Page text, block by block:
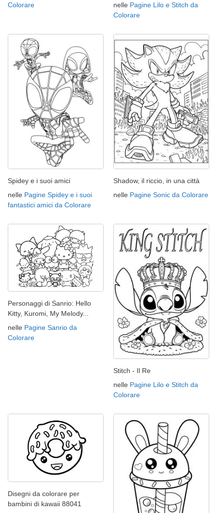
Colorare
nelle Pagine Lilo e Stitch da
Colorare
Spidey e i suoi amici
nelle Pagine Spidey e i suoi
fantastici amici da Colorare
Shadow, il riccio, in una città
nelle Pagine Sonic da Colorare
Personaggi di Sanrio: Hello
Kitty, Kuromi, My Melody...
nelle Pagine Sanrio da
Colorare
Stitch - Il Re
nelle Pagine Lilo e Stitch da
Colorare
Disegni da colorare per
bambini di kawaii 88041